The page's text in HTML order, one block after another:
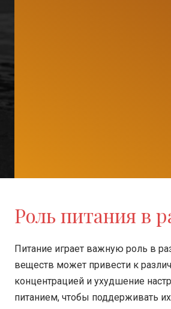
Роль питания в
Питание играет важную роль в
веществ может привести к
концентрацией и ухудшение
питанием, чтобы поддерживать